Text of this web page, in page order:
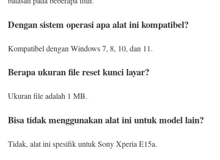
Dengan sistem operasi apa alat ini kompatibel?
Kompatibel dengan Windows 7, 8, 10, dan 11.
Berapa ukuran file reset kunci layar?
Ukuran file adalah 1 MB.
Bisa tidak menggunakan alat ini untuk model lain?
Tidak, alat ini spesifik untuk Sony Xperia E15a.